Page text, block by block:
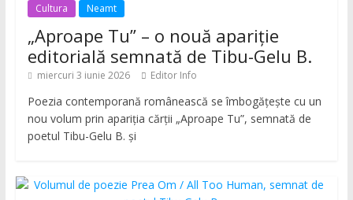
Cultura Neamt
„Aproape Tu” – o nouă apariție
editorială semnată de Tibu-Gelu B.
miercuri 3 iunie 2026 Editor Info
Poezia contemporană românească se îmbogățește cu un
nou volum prin apariția cărții „Aproape Tu”, semnată de
poetul Tibu-Gelu B. și